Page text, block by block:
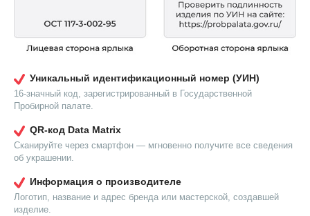
Уникальный идентификационный номер (УИН)
16-значный код, зарегистрированный в Государственной
Пробирной палате.
QR-код Data Matrix
Сканируйте через смартфон — мгновенно получите все сведения
об украшении.
Информация о производителе
Логотип, название и адрес бренда или мастерской, создавшей
изделие.